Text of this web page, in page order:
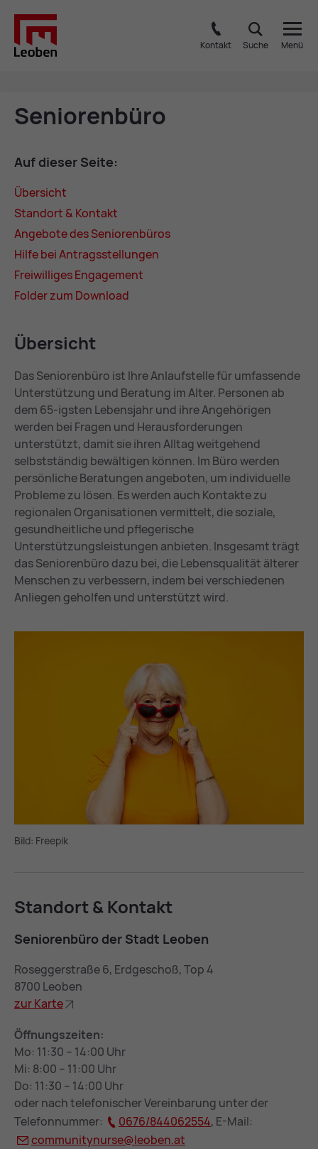
Kontakt Suche Menü
Se­nio­ren­bü­ro
Auf die­ser Sei­te:
Über­sicht
Stand­ort & Kon­takt
An­ge­bo­te des Se­nio­ren­bü­ros
Hil­fe bei An­trags­stel­lun­gen
Frei­wil­li­ges En­ga­ge­ment
Fol­der zum Down­load
Über­sicht
Das Seniorenbüro ist Ihre Anlaufstelle für umfassende
Unterstützung und Beratung im Alter. Personen ab
dem 65-igsten Lebensjahr und ihre Angehörigen
werden bei Fragen und Herausforderungen
unterstützt, damit sie ihren Alltag weitgehend
selbstständig bewältigen können. Im Büro werden
persönliche Beratungen angeboten, um individuelle
Probleme zu lösen. Es werden auch Kontakte zu
regionalen Organisationen vermittelt, die soziale,
gesundheitliche und pflegerische
Unterstützungsleistungen anbieten. Insgesamt trägt
das Seniorenbüro dazu bei, die Lebensqualität älterer
Menschen zu verbessern, indem bei verschiedenen
Anliegen geholfen und unterstützt wird.
Bild: Freepik
Stand­ort & Kon­takt
Se­nio­ren­bü­ro der Stadt Leo­ben
Roseggerstraße 6, Erdgeschoß, Top 4
8700 Leoben
zur Kar­te
Öffnungszeiten:
Mo: 11:30 – 14:00 Uhr
Mi: 8:00 – 11:00 Uhr
Do: 11:30 – 14:00 Uhr
oder nach telefonischer Vereinbarung unter der
Telefonnummer:
0676/​844062554, E-Mail:
com­mu­ni­tynur­se@leo­ben.at